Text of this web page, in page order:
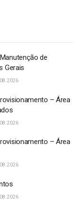
de
Gerais
– Área
– Área